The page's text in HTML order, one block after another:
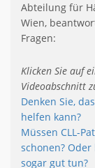
Abteilung für
Wien,
Fragen:
Klicken Sie auf
Videoabschnitt
Denken Sie,
helfen kann?
Müssen CLL-
schonen?
sogar gut tun?